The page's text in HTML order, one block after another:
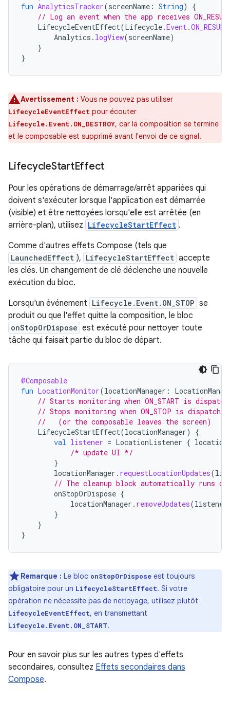
fun AnalyticsTracker(screenName : String)
{
// Log an event when the app receives
LifecycleEventEffect(Lifecycle.Event.ON_RESUME
Analytics . logView(screenName)
}
}
Avertissement : Vous ne pouvez pas utiliser
LifecycleEventEffect pour écouter
Lifecycle.Event.ON_DESTROY, car la composition se termine
et le composable est supprimé avant l'envoi de ce signal.
LifecycleStartEffect
Pour les opérations de démarrage/arrêt appariées qui
doivent s'exécuter lorsque l'application est démarrée
(visible) et être nettoyées lorsqu'elle est arrêtée (en
arrière-plan), utilisez LifecycleStartEffect .
Comme d'autres effets Compose (tels que
LaunchedEffect ), LifecycleStartEffect accepte
les clés. Un changement de clé déclenche une nouvelle
exécution du bloc.
Lorsqu'un événement Lifecycle.Event.ON_STOP se
produit ou que l'effet quitte la composition, le bloc
onStopOrDispose est exécuté pour nettoyer toute
tâche qui faisait partie du bloc de départ.
@Composable
fun LocationMonitor(locationManager :
// Starts monitoring when ON_START is
// Stops monitoring when ON_STOP is dispatched
//   (or the composable leaves the screen)
LifecycleStartEffect(locationManager)
{
val listener = LocationListener { location
/* update UI */
}
locationManager . requestLocationUpdates(
// The cleanup block automatically runs on
onStopOrDispose {
locationManager . removeUpdates(listener
}
}
}
Remarque : Le bloc onStopOrDispose est toujours
obligatoire pour un LifecycleStartEffect. Si votre
opération ne nécessite pas de nettoyage, utilisez plutôt
LifecycleEventEffect, en transmettant
Lifecycle.Event.ON_START.
Pour en savoir plus sur les autres types d'effets
secondaires, consultez Effets secondaires dans
Compose.